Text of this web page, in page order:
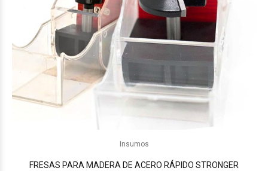
Insumos
FRESAS PARA MADERA DE ACERO RÁPIDO STRONGER